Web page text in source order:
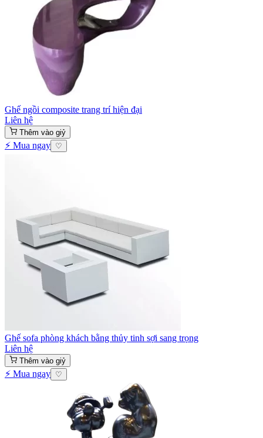
Ghế ngồi composite trang trí hiện đại
Liên hệ
Thêm vào giỷ
⚡ Mua ngay ♡
Ghế sofa phòng khách bằng thủy tinh sợi sang trọng
Liên hệ
Thêm vào giỷ
⚡ Mua ngay ♡